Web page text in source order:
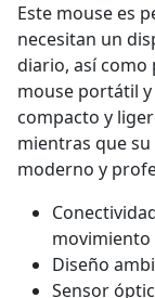
Este mouse es
necesitan un
diario, así como
mouse portátil
compacto y
mientras que
moderno y
movimiento
Diseño
Sensor